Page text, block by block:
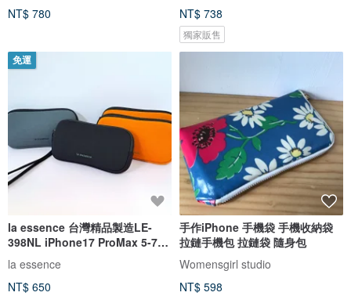
NT$ 780
NT$ 738
獨家販售
免運
la essence 台灣精品製造LE-
398NL iPhone17 ProMax 5-7吋
手機包
la essence
NT$ 650
手作iPhone 手機袋 手機收納袋
拉鏈手機包 拉鏈袋 隨身包
Womensgirl studio
NT$ 598